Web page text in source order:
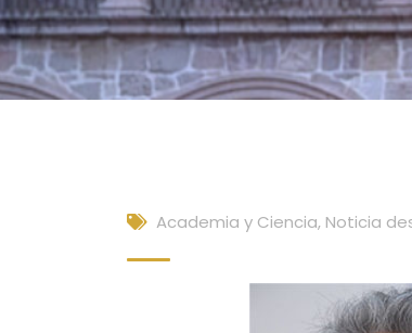
Academia y Ciencia, Noticia